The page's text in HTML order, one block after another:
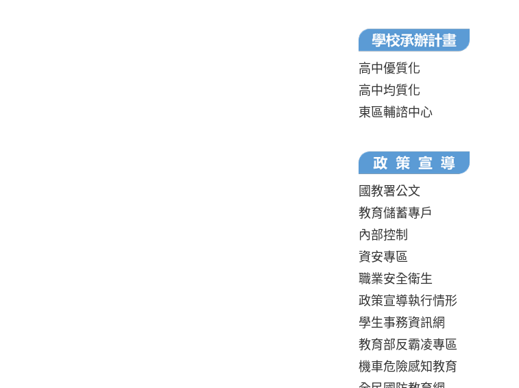
高中優質化
高中均質化
東區輔諮中心
國教署公文
教育儲蓄專戶
內部控制
資安專區
職業安全衛生
政策宣導執行情形
學生事務資訊網
教育部反霸凌專區
機車危險感知教育